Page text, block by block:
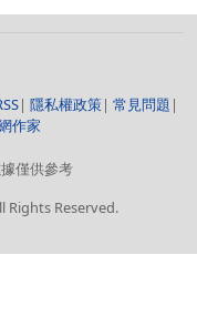
| 隱私權政策| 常見問題 |
作家
僅供參考
Rights Reserved.